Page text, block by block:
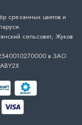
срезанных цветов и
сельсовет, Жуков
в ЗАО